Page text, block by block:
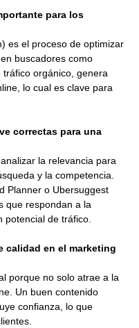
para los
es el proceso de optimizar
buscadores como
orgánico, genera
lo cual es clave para
correctas para una
la relevancia para
y la competencia.
Planner o Ubersuggest
que respondan a la
potencial de tráfico.
calidad en el marketing
porque no solo atrae a la
Un buen contenido
confianza, lo que